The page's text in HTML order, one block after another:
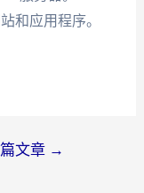
和应用程序。
文章 →